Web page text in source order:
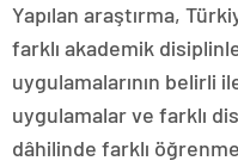
Yapılan araştırma,
farklı akademik
uygulamalarının belirli
uygulamalar ve farklı
dâhilinde farklı